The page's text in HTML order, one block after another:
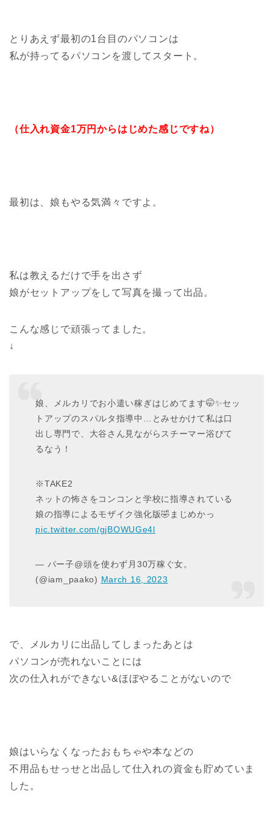
とりあえず最初の1台目のパソコンは
私が持ってるパソコンを渡してスタート。
（仕入れ資金1万円からはじめた感じですね）
最初は、娘もやる気満々ですよ。
私は教えるだけで手を出さず
娘がセットアップをして写真を撮って出品。
こんな感じで頑張ってました。
↓
娘、メルカリでお小遣い稼ぎはじめてます🤭✨セッ
トアップのスパルタ指導中…とみせかけて私は口
出し専門で、大谷さん見ながらスチーマー浴びて
るなう！
※TAKE2
ネットの怖さをコンコンと学校に指導されている
娘の指導によるモザイク強化版🤣まじめかっ
pic.twitter.com/gjBOWUGe4l
— パー子@頭を使わず月30万稼ぐ女。
(@iam_paako) March 16, 2023
で、メルカリに出品してしまったあとは
パソコンが売れないことには
次の仕入れができない&ほぼやることがないので
娘はいらなくなったおもちゃや本などの
不用品もせっせと出品して仕入れの資金も貯めていま
した。